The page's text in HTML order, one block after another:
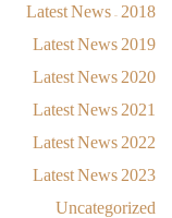
Latest News – 2018
Latest News 2019
Latest News 2020
Latest News 2021
Latest News 2022
Latest News 2023
Uncategorized